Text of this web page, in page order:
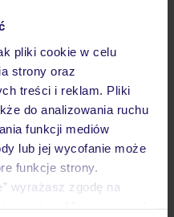
pliki cookie w celu
strony oraz
treści i reklam. Pliki
do analizowania ruchu
funkcji mediów
lub jej wycofanie może
funkcje strony.
wyrażasz zgodę na
»
wybrać TUI?